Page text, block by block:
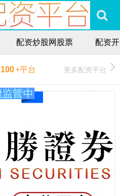
配资炒股网股票 配资
100+平台 更多配资平台